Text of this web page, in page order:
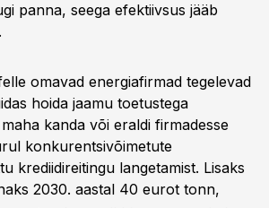
panna, seega efektiivsus jääb
omavad energiafirmad tegelevad
hoida jaamu toetustega
kanda või eraldi firmadesse
konkurentsivõimetute
krediidireitingu langetamist. Lisaks
2030. aastal 40 eurot tonn,